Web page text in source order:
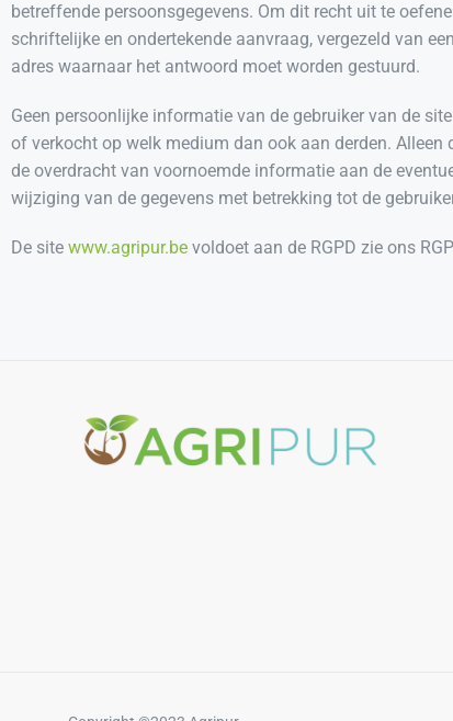
betreffende persoonsgegevens. Om dit recht uit te
schriftelijke en ondertekende aanvraag, vergezeld van
adres waarnaar het antwoord moet worden gestuurd.
Geen persoonlijke informatie van de gebruiker van de site
of verkocht op welk medium dan ook aan derden.
de overdracht van voornoemde informatie aan de
wijziging van de gegevens met betrekking tot de
De site www.agripur.be voldoet aan de RGPD zie ons